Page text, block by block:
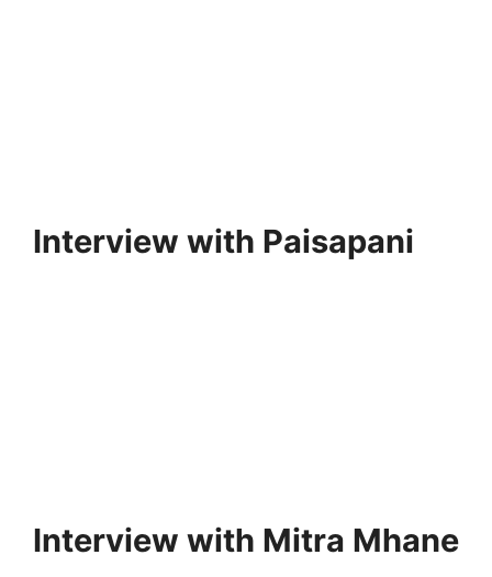
Interview with Paisapani
Interview with Mitra Mhane